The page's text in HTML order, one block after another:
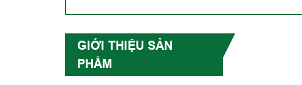
GIỚI THIỆU SẢN
PHẨM